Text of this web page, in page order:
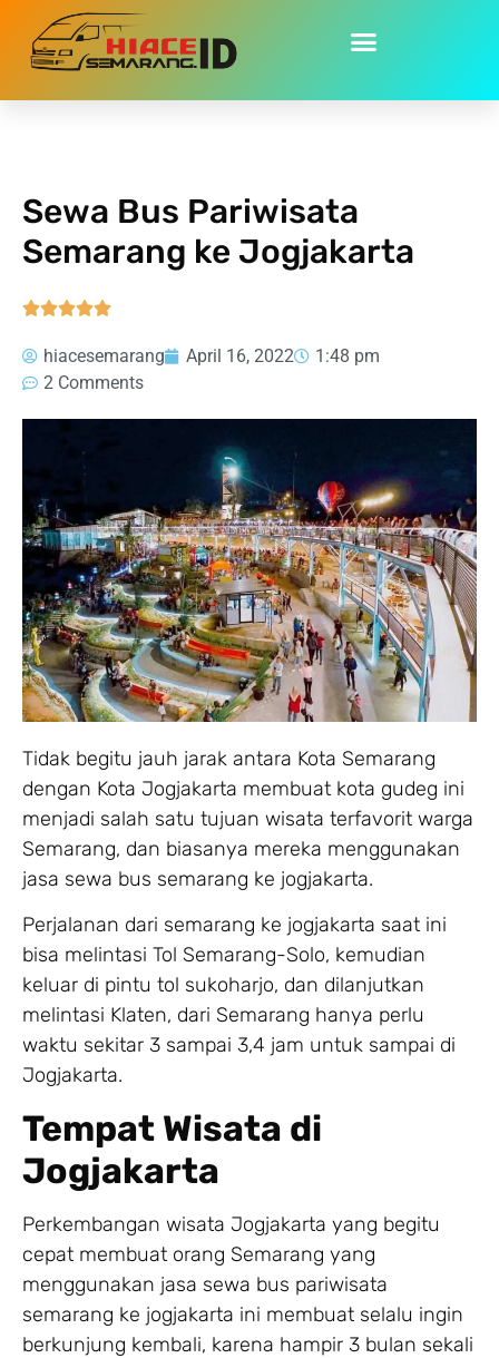
Home»Sewa Bus Pariwisata Semarang ke Jogjakarta
Sewa Bus Pariwisata
Semarang ke Jogjakarta

hiacesemarang April 16, 2022
1:48 pm
2 Comments
Tidak begitu jauh jarak antara Kota Semarang
dengan Kota Jogjakarta membuat kota gudeg ini
menjadi salah satu tujuan wisata terfavorit warga
Semarang, dan biasanya mereka menggunakan
jasa sewa bus semarang ke jogjakarta.
Perjalanan dari semarang ke jogjakarta saat ini
bisa melintasi Tol Semarang-Solo, kemudian
keluar di pintu tol sukoharjo, dan dilanjutkan
melintasi Klaten, dari Semarang hanya perlu
waktu sekitar 3 sampai 3,4 jam untuk sampai di
Jogjakarta.
Tempat Wisata di
Jogjakarta
Perkembangan wisata Jogjakarta yang begitu
cepat membuat orang Semarang yang
menggunakan jasa sewa bus pariwisata
semarang ke jogjakarta ini membuat selalu ingin
berkunjung kembali, karena hampir 3 bulan sekali